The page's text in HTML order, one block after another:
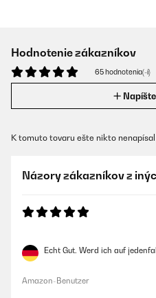
Hodnotenie zákazníkov
65 hodnotenia(-í)
K tomuto tovaru ešte nikto
Názory zákazníkov z
Echt Gut. Werd ich auf
Amazon-Benutzer